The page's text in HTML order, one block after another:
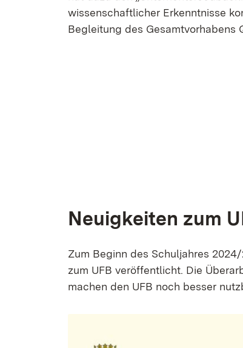
wissenschaftlicher Erkenntnisse
Begleitung des Gesamtvorhabens
Neuigkeiten zum
Zum Beginn des Schuljahres
zum UFB veröffentlicht. Die
machen den UFB noch besser